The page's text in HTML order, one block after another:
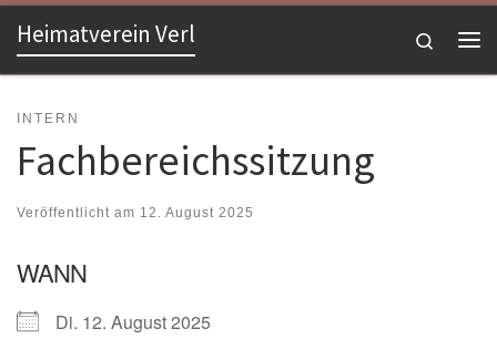
Zum Inhalt springen
Heimatverein Verl
Search
INTERN
Fachbereichssitzung
Veröffentlicht am 12. August 2025
WANN
Di. 12. August 2025